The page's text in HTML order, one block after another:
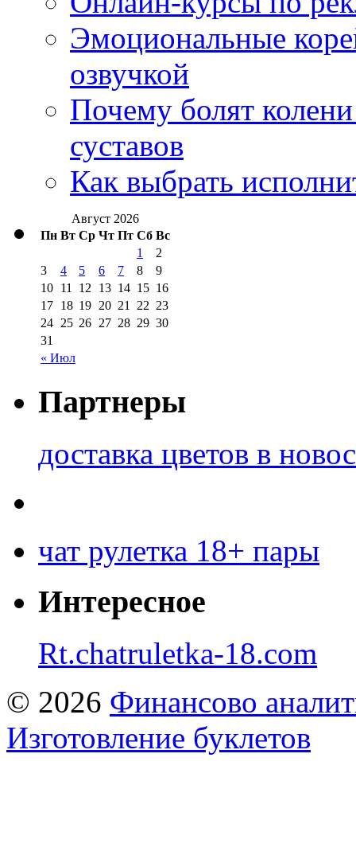
Эмоциональные
озвучкой
Почему болят
суставов
Как выбрать
Август 2026
Пн Вт Ср Чт Пт Сб Вс
« Июл
1
2
3
4 5 6 7 8
9
10 11 12 13 14 15 16
17 18 19 20 21 22 23
24 25 26 27 28 29 30
31
Партнеры
доставка цветов в
чат рулетка 18+ пары
Интересное
Rt.chatruletka-18.com
© 2026 Финансово
Изготовление буклетов